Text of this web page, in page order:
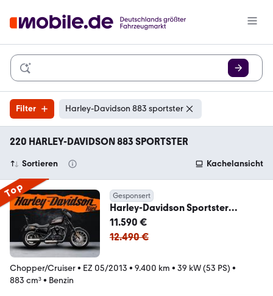
Filter Harley-Davidson 883 sportster
220 HARLEY-DAVIDSON 883 SPORTSTER
Sortieren Kachelansicht
Top Gesponsert
Harley-Davidson Sportster
XL883R Roadster - MILLER
ABGASANLAGE -
11.590 €
12.490 €
Chopper/Cruiser• EZ 05/2013 • 9.400 km • 39 kW (53 PS) •
883 cm³• Benzin